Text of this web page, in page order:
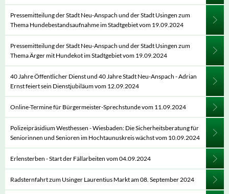
Pressemitteilung der Stadt Neu-Anspach und der Stadt Usingen zum
Thema Hundebestandsaufnahme im Stadtgebiet vom 19.09.2024
Pressemitteilung der Stadt Neu-Anspach und der Stadt Usingen zum
Thema Ärger mit Hundekot im Stadtgebiet vom 19.09.2024
40 Jahre Öffentlicher Dienst und 40 Jahre Stadt Neu-Anspach - Adrian
Ernst feiert sein Dienstjubiläum vom 12.09.2024
Online-Termine für Bürgermeister-Sprechstunde vom 11.09.2024
Polizeipräsidium Westhessen - Wiesbaden: Die Sicherheitsberatung für
Seniorinnen und Senioren im Hochtaunuskreis wächst vom 10.09.2024
Erlensterben - Start der Fällarbeiten vom 04.09.2024
Radsternfahrt zum Usinger Laurentius Markt am 08. September 2024